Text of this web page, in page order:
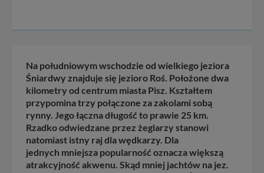
Na południowym wschodzie od wielkiego jeziora
Śniardwy znajduje się jezioro Roś. Położone dwa
kilometry od centrum miasta Pisz. Kształtem
przypomina trzy połączone za zakolami sobą
rynny. Jego łączna długość to prawie 25 km.
Rzadko odwiedzane przez żeglarzy stanowi
natomiast istny raj dla wędkarzy. Dla
jednych mniejsza popularność oznacza większą
atrakcyjność akwenu. Skąd mniej jachtów na jez.